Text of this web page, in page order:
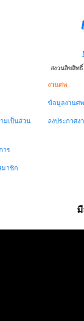
สงวนลิขสิท
มเป็นส่วน
าร
มาชิก
งานศพ
ข้อมูลงานศพ
ลงประกาศง